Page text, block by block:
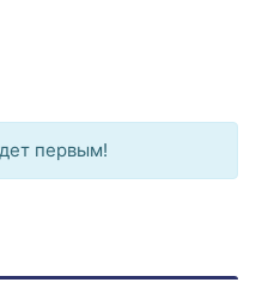
первым!